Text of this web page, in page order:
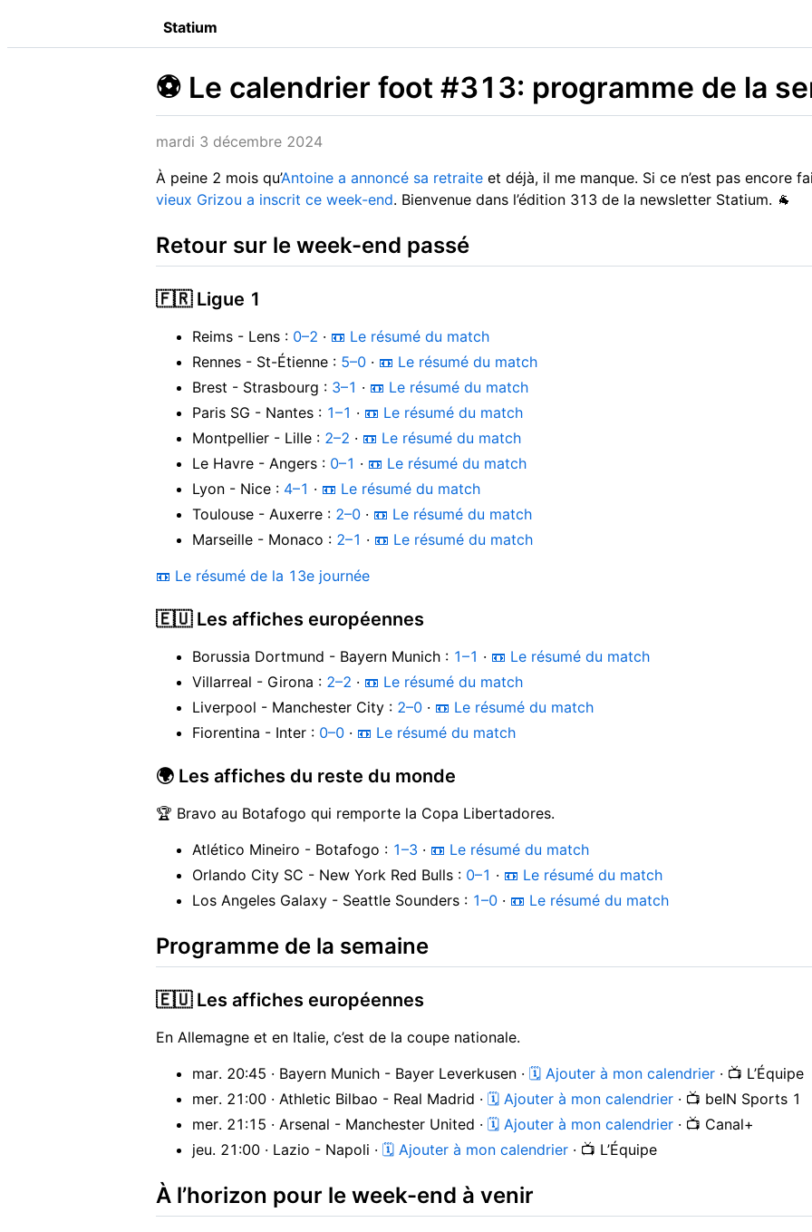
Statium
⚽️ Le calendrier foot #313: programme de la
mardi 3 décembre 2024
À peine 2 mois qu’Antoine a annoncé sa retraite et déjà, il me manque. Si ce n’est pas encore
vieux Grizou a inscrit ce week-end. Bienvenue dans l’édition 313 de la newsletter Statium. 🐐
Retour sur le week-end passé
🇫🇷 Ligue 1
Reims - Lens : 0–2 · 📼 Le résumé du match
Rennes - St-Étienne : 5–0 · 📼 Le résumé du match
Brest - Strasbourg : 3–1 · 📼 Le résumé du match
Paris SG - Nantes : 1–1 · 📼 Le résumé du match
Montpellier - Lille : 2–2 · 📼 Le résumé du match
Le Havre - Angers : 0–1 · 📼 Le résumé du match
Lyon - Nice : 4–1 · 📼 Le résumé du match
Toulouse - Auxerre : 2–0 · 📼 Le résumé du match
Marseille - Monaco : 2–1 · 📼 Le résumé du match
📼 Le résumé de la 13e journée
🇪🇺 Les affiches européennes
Borussia Dortmund - Bayern Munich : 1–1 · 📼 Le résumé du match
Villarreal - Girona : 2–2 · 📼 Le résumé du match
Liverpool - Manchester City : 2–0 · 📼 Le résumé du match
Fiorentina - Inter : 0–0 · 📼 Le résumé du match
🌍 Les affiches du reste du monde
🏆 Bravo au Botafogo qui remporte la Copa Libertadores.
Atlético Mineiro - Botafogo : 1–3 · 📼 Le résumé du match
Orlando City SC - New York Red Bulls : 0–1 · 📼 Le résumé du match
Los Angeles Galaxy - Seattle Sounders : 1–0 · 📼 Le résumé du match
Programme de la semaine
🇪🇺 Les affiches européennes
En Allemagne et en Italie, c’est de la coupe nationale.
mar. 20:45 · Bayern Munich - Bayer Leverkusen · 🗓 Ajouter à mon calendrier · 📺 L’Équipe
mer. 21:00 · Athletic Bilbao - Real Madrid · 🗓 Ajouter à mon calendrier · 📺 beIN Sports 1
mer. 21:15 · Arsenal - Manchester United · 🗓 Ajouter à mon calendrier · 📺 Canal+
jeu. 21:00 · Lazio - Napoli · 🗓 Ajouter à mon calendrier · 📺 L’Équipe
À l’horizon pour le week-end à venir